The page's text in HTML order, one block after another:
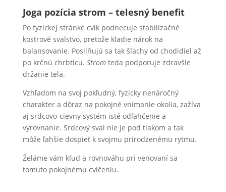
Joga pozícia strom – telesný benefit
Po fyzickej stránke cvik podnecuje stabilizačné
kostrové svalstvo, pretože kladie nárok na
balansovanie. Posilňujú sa tak šľachy od chodidiel až
po krčnú chrbticu. Stromteda podporuje zdravšie
držanie tela.
Vzhľadom na svoj pokľudný, fyzicky nenáročný
charakter a dôraz na pokojné vnímanie okolia, zažíva
aj srdcovo-cievny systém isté odľahčenie a
vyrovnanie. Srdcový sval nie je pod tlakom a tak
môže ľahšie dospieť k svojmu prirodzenému rytmu.
Želáme vám kľud a rovnováhu pri venovaní sa
tomuto pokojnému cvičeniu.